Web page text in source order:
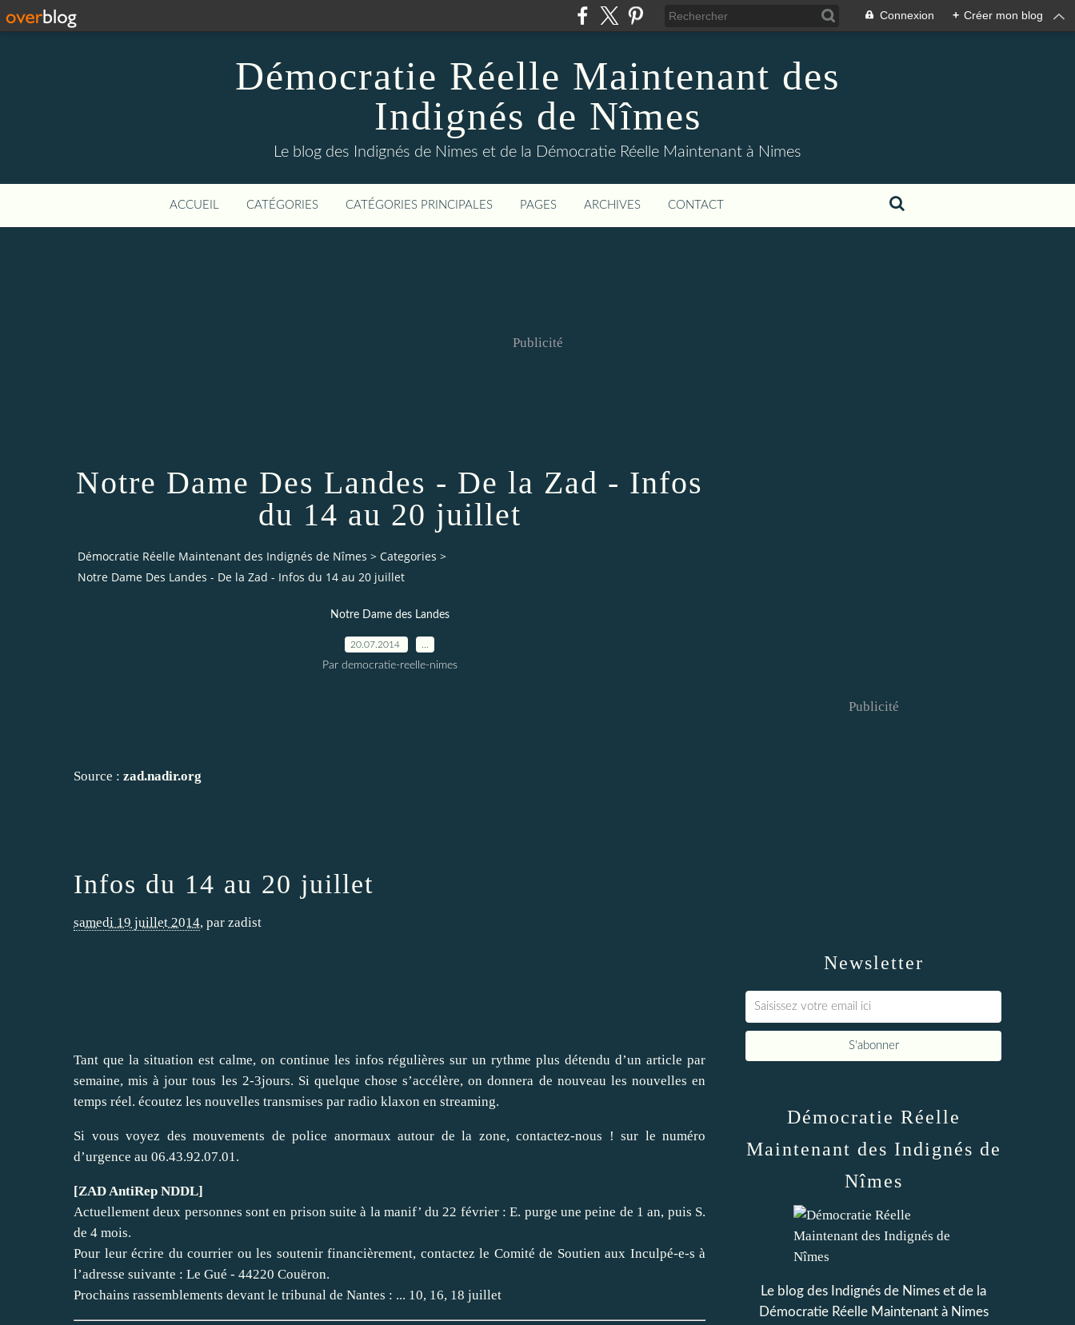
Connexion + Créer mon blog
Démocratie Réelle Maintenant des
Indignés de Nîmes
Le blog des Indignés de Nimes et de la Démocratie Réelle Maintenant à Nimes
ACCUEIL CATÉGORIES CATÉGORIES PRINCIPALES PAGES ARCHIVES CONTACT
Publicité
Notre Dame Des Landes - De la Zad - Infos
du 14 au 20 juillet
Démocratie Réelle Maintenant des Indignés de Nîmes > Categories >
Notre Dame Des Landes - De la Zad - Infos du 14 au 20 juillet
Notre Dame des Landes
20.07.2014
Par democratie-reelle-nimes
Source : zad.nadir.org
Infos du 14 au 20 juillet
samedi 19 juillet 2014, par zadist
Tant que la situation est calme, on continue les infos régulières sur un rythme plus détendu d’un article par
semaine, mis à jour tous les 2-3jours. Si quelque chose s’accélère, on donnera de nouveau les nouvelles en
temps réel. écoutez les nouvelles transmises par radio klaxon en streaming.
Si vous voyez des mouvements de police anormaux autour de la zone, contactez-nous ! sur le numéro
d’urgence au 06.43.92.07.01.
[ZAD AntiRep NDDL]
Actuellement deux personnes sont en prison suite à la manif’ du 22 février : E. purge une peine de 1 an, puis S.
de 4 mois.
Pour leur écrire du courrier ou les soutenir financièrement, contactez le Comité de Soutien aux Inculpé-e-s à
l’adresse suivante : Le Gué - 44220 Couëron.
Prochains rassemblements devant le tribunal de Nantes : ... 10, 16, 18 juillet
Newsletter
Publicité
Démocratie Réelle
Maintenant des Indignés de
Nîmes
Le blog des Indignés de Nimes et de la
Démocratie Réelle Maintenant à Nimes